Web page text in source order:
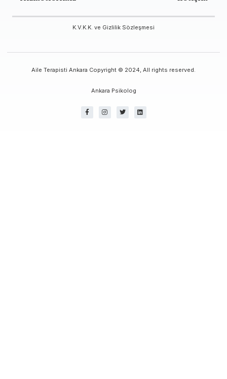
K.V.K.K. ve Gizlilik Sözleşmesi
Aile Terapisti Ankara Copyright © 2024, All rights reserved.
Ankara Psikolog